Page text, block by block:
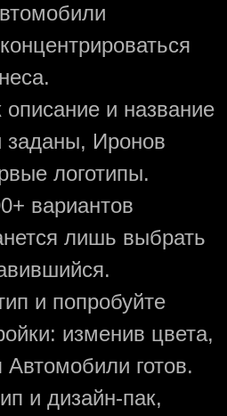
описание и название
Иронов
логотипы.
вариантов
лишь выбрать
и попробуйте
изменив цвета,
готов.
и дизайн-пак,